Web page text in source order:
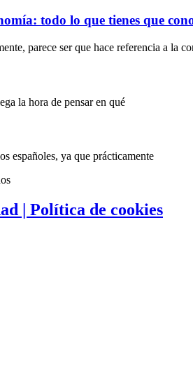
todo lo que tienes que
parece ser que hace referencia a la
la hora de pensar en qué
españoles, ya que prácticamente
| Política de cookies